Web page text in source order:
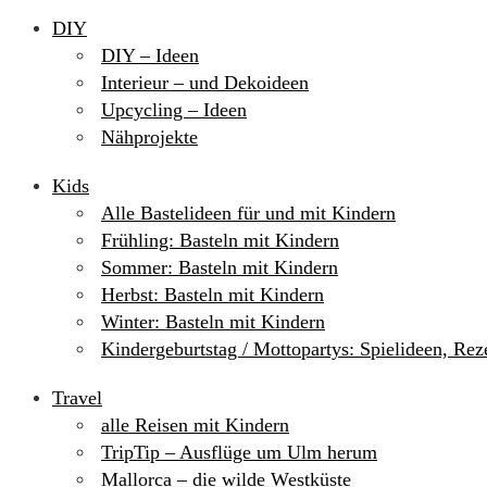
DIY
DIY – Ideen
Interieur – und Dekoideen
Upcycling – Ideen
Nähprojekte
Kids
Alle Bastelideen für und mit Kindern
Frühling: Basteln mit Kindern
Sommer: Basteln mit Kindern
Herbst: Basteln mit Kindern
Winter: Basteln mit Kindern
Kindergeburtstag / Mottopartys: Spielideen,
Travel
alle Reisen mit Kindern
TripTip – Ausflüge um Ulm herum
Mallorca – die wilde Westküste